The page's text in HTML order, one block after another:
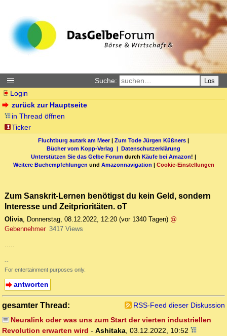
Suche: Los
Login
zurück zur Hauptseite
in Thread öffnen
Ticker
Fluchtburg autark am Meer| Zum Tode Jürgen Küßners |
Bücher vom Kopp-Verlag | Datenschutzerklärung
Unterstützen Sie das Gelbe Forum durch Käufe bei Amazon! |
Weitere Buchempfehlungen und Amazonnavigation | Cookie-Einstellungen
Zum Sanskrit-Lernen benötigst du kein Geld, sondern
Interesse und Zeitprioritäten. oT
Olivia, Donnerstag, 08.12.2022, 12:20 (vor 1340 Tagen) @
Gebennehmer 3417 Views
.....
--
For entertainment purposes only.
antworten
gesamter Thread:
RSS-Feed dieser Diskussion
Neuralink oder was uns zum Start der vierten industriellen
Revolution erwarten wird - Ashitaka, 03.12.2022, 10:52